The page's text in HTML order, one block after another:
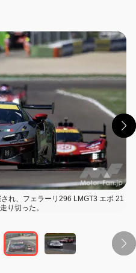
れ、フェラーリ296 LMGT3 エボ 21
り切った。
む